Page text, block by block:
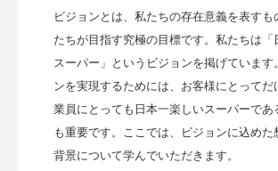
ビジョンとは、私たちの存在意義を表すも
たちが目指す究極の目標です。私たちは「
スーパー」というビジョンを掲げています
ンを実現するためには、お客様にとってだ
業員にとっても日本一楽しいスーパーであ
も重要です。ここでは、ビジョンに込めた
背景について学んでいただきます。